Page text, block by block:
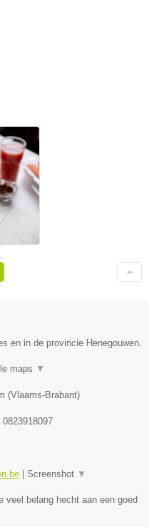
en in de provincie Henegouwen.
maps ▼
(Vlaams-Brabant)
0823918097
Screenshot ▼
veel belang hecht aan een goed